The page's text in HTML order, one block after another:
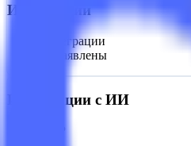
Интеграции
Интеграции
Не заявлены
Интеграции с ИИ